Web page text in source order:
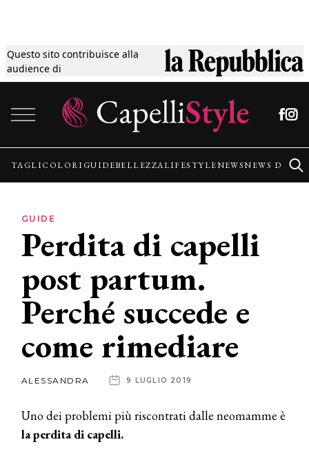
Questo sito contribuisce alla
audience di
Tagli
Colori
Guide
Lifestyle
News
News
TAGLICOLORI GUIDEBELLEZZALIFESTYLENEWSNEWS
GUIDE
Perdita di capelli
post partum.
Perché succede e
come rimediare
ALESSANDRA 9 LUGLIO 2019
Uno dei problemi più riscontrati dalle neomamme è
la perdita di capelli.